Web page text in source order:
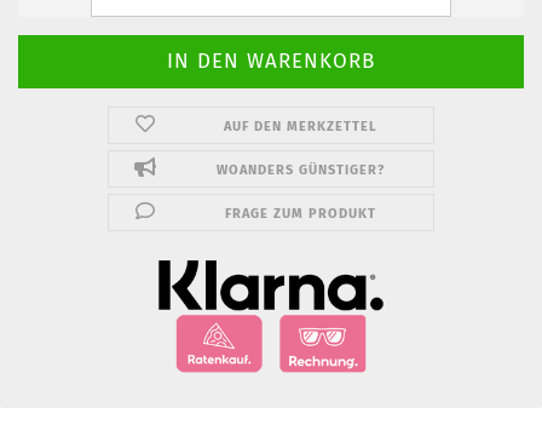
AUF DEN MERKZETTEL
WOANDERS GÜNSTIGER?
FRAGE ZUM PRODUKT